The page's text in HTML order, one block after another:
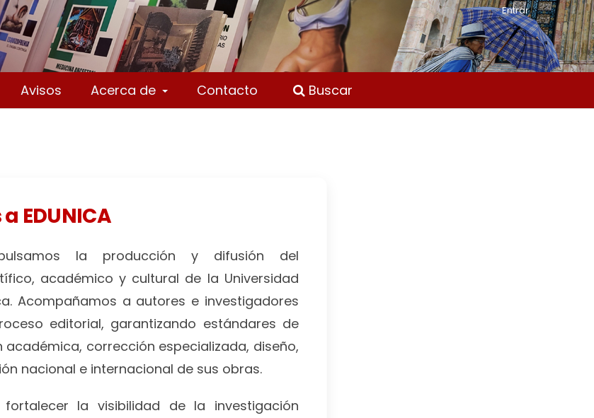
Avisos Acerca de Contacto Buscar
Entrar
EDUNICA
la producción y difusión del
académico y cultural de la Universidad
Acompañamos a autores e investigadores
editorial, garantizando estándares de
académica, corrección especializada, diseño,
nacional e internacional de sus obras.
la visibilidad de la investigación